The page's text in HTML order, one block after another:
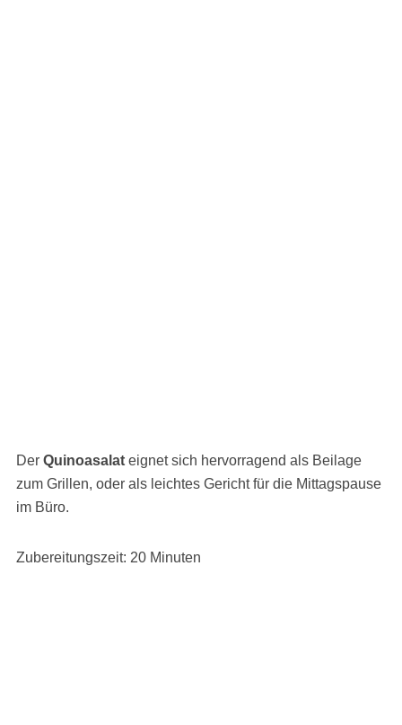
Der Quinoasalateignet sich hervorragend als Beilage
zum Grillen, oder als leichtes Gericht für die Mittagspause
im Büro.
Zubereitungszeit: 20 Minuten